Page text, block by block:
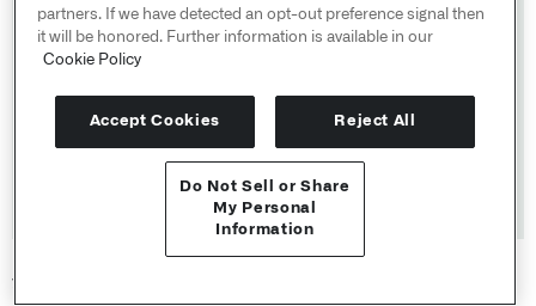
Send feedback
2
.objects()
3
.Restaurant()
4
// 按照 numberOfReviews 属性以固定宽度为10进
.groupBy(GroupBy.fixedWidth(Restaurant
// 统计每个组的数量
.count()
// 执行计算
compute();
范围分组
partners. If we have detected an opt-out preference signal then
it will be honored. Further information is available in our
Cookie Policy
Accept Cookies Reject All
Do Not Sell or Share
My Personal
Information